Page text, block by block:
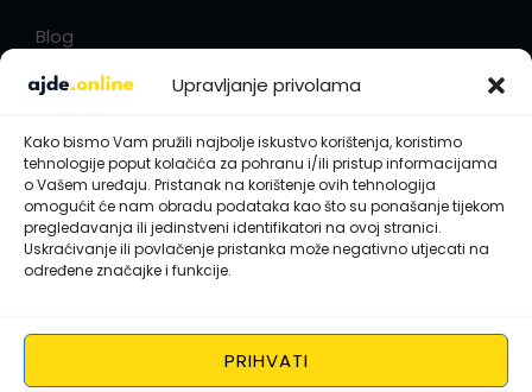
Upravljanje privolama
Kako bismo Vam pružili najbolje iskustvo korištenja, koristimo
tehnologije poput kolačića za pohranu i/ili pristup informacijama
o Vašem uređaju. Pristanak na korištenje ovih tehnologija
omogućit će nam obradu podataka kao što su ponašanje tijekom
pregledavanja ili jedinstveni identifikatori na ovoj stranici.
Uskraćivanje ili povlačenje pristanka može negativno utjecati na
određene značajke i funkcije.
PRIHVATI
Blog
Politika privatnosti
Politika kolačića
Kontaktirajte nas
10408 Velika Mlaka, Hrvatska
hello@ajde.online​